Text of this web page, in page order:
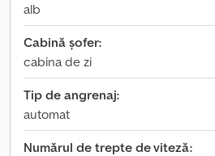
alb
Cabină șofer:
cabina de zi
Tip de angrenaj:
automat
Numărul de trepte de viteză: